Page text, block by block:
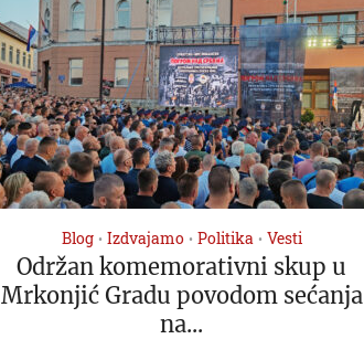
Blog • Izdvajamo • Politika • Vesti
Održan komemorativni skup u
Mrkonjić Gradu povodom sećanja
na...